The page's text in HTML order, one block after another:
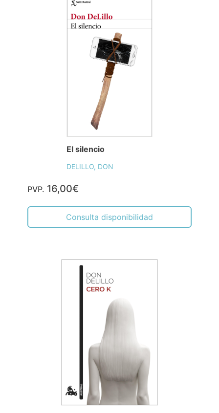
El silencio
DELILLO, DON
PVP. 16,00€
Consulta disponibilidad